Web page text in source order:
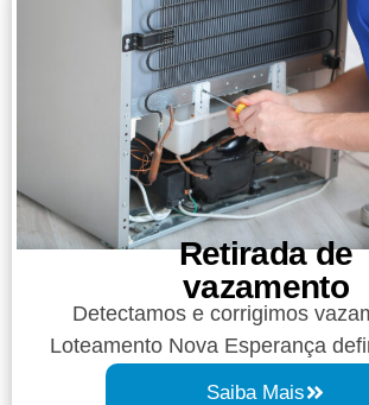
Retirada de
vazamento​​
Detectamos e corrigimos
Loteamento Nova Esperança
Saiba Mais